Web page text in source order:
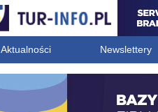
Aktualności Newslettery